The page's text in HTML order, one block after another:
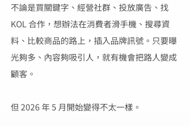
不論是買關鍵字、經營社群、投放廣告、找
KOL 合作，想辦法在消費者滑手機、搜尋資
料、比較商品的路上，插入品牌訊號。只要曝
光夠多、內容夠吸引人，就有機會把路人變成
顧客。
但 2026 年 5 月開始變得不太一樣。